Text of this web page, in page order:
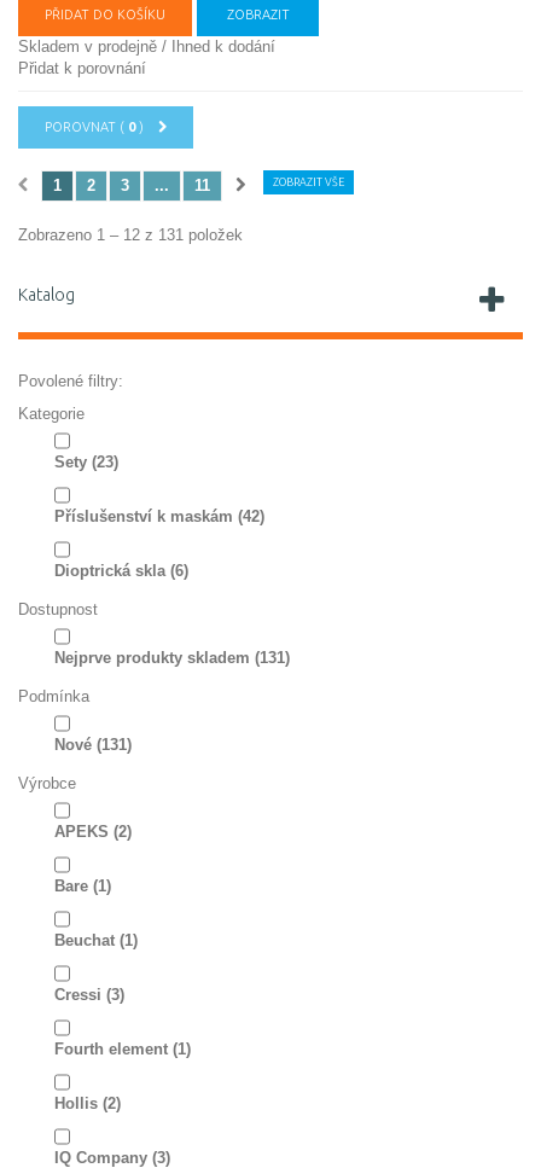
PŘIDAT DO KOŠÍKU ZOBRAZIT
Skladem v prodejně / Ihned k dodání
Přidat k porovnání
POROVNAT ( 0 )
ZOBRAZIT VŠE
1 2 3 ... 11
Zobrazeno 1 – 12 z 131 položek
Katalog
Povolené filtry:
Kategorie
Sety (23)
Příslušenství k maskám (42)
Dioptrická skla (6)
Dostupnost
Nejprve produkty skladem (131)
Podmínka
Nové (131)
Výrobce
APEKS (2)
Bare (1)
Beuchat (1)
Cressi (3)
Fourth element (1)
Hollis (2)
IQ Company (3)